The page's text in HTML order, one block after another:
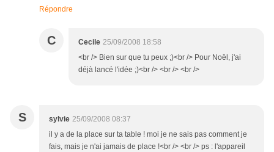
Répondre
C Cecile 25/09/2008 18:58
<br /> Bien sur que tu peux ;)<br /> Pour Noël, j'ai
déjà lancé l'idée ;)<br /> <br /> <br />
S sylvie 25/09/2008 08:37
il y a de la place sur ta table ! moi je ne sais pas comment je
fais, mais je n'ai jamais de place !<br /> <br /> ps : l'appareil